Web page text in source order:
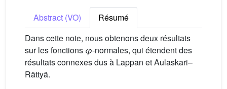
Abstract (VO)
Résumé
Dans cette note, nous obtenons deux résultats
sur les fonctions φ-normales, qui étendent des
résultats connexes dus à Lappan et Aulaskari–
Rättyä.